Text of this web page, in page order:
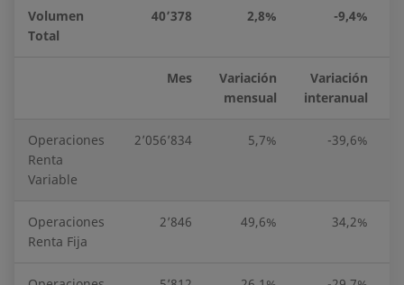
Volumen
Total
40’378 2,8% -9,4%
Mes
Variación
mensual
Variación
interanual
Operaciones
Renta
Variable
2’056’834 5,7% -39,6%
Operaciones
Renta Fija
2’846 49,6% 34,2%